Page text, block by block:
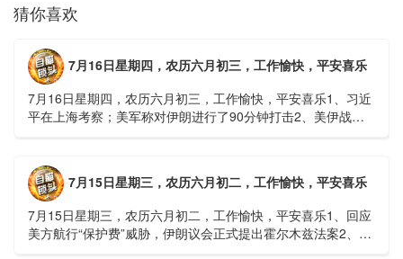
猜你喜欢
7月16日星期四，农历六月初三，工作愉快，平安喜乐
7月16日星期四，农历六月初三，工作愉快，平安喜乐1、习近
平在上海考察；美军称对伊朗进行了90分钟打击2、美伊战争
7月15日星期三，农历六月初二，工作愉快，平安喜乐
7月15日星期三，农历六月初二，工作愉快，平安喜乐1、回应
美方航行“保护费”威胁，伊朗议会正式提出霍尔木兹法案2、全